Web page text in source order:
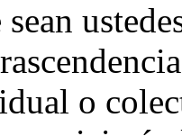
o